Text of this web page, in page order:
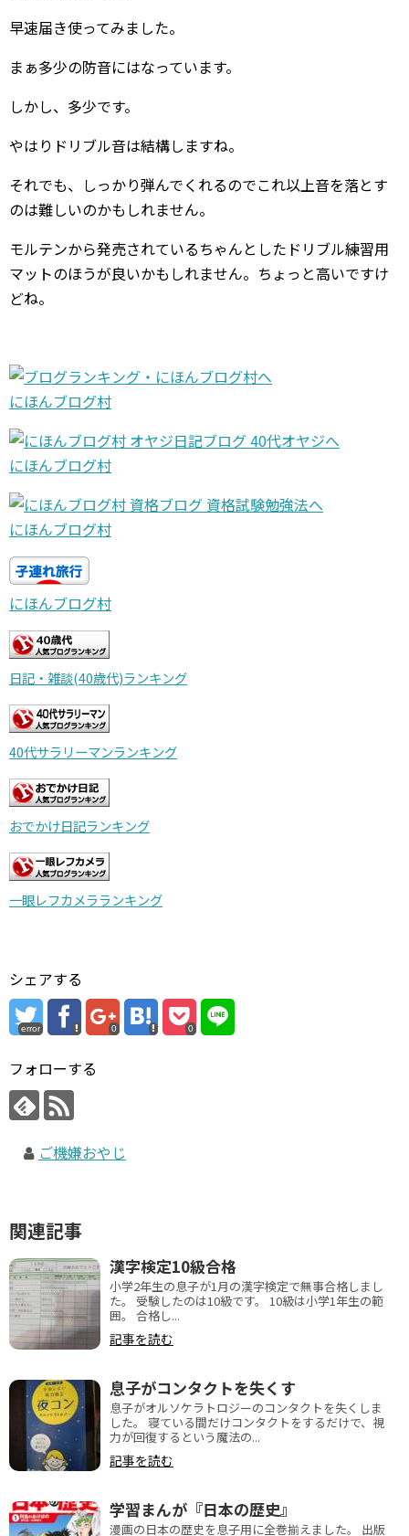
早速届き使ってみました。
まぁ多少の防音にはなっています。
しかし、多少です。
やはりドリブル音は結構しますね。
それでも、しっかり弾んでくれるのでこれ以上音を落とす
のは難しいのかもしれません。
モルテンから発売されているちゃんとしたドリブル練習用
マットのほうが良いかもしれません。ちょっと高いですけ
どね。
にほんブログ村
にほんブログ村
にほんブログ村
にほんブログ村
日記・雑談(40歳代)ランキング
40代サラリーマンランキング
おでかけ日記ランキング
一眼レフカメラランキング
シェアする
error 0 0
フォローする
ご機嫌おやじ
関連記事
漢字検定10級合格
小学2年生の息子が1月の漢字検定で無事合格しまし
た。 受験したのは10級です。 10級は小学1年生の範
囲。 合格し...
記事を読む
息子がコンタクトを失くす
息子がオルソケラトロジーのコンタクトを失くしま
した。 寝ている間だけコンタクトをするだけで、視
力が回復するという魔法の...
記事を読む
学習まんが『日本の歴史』
漫画の日本の歴史を息子用に全巻揃えました。 出版